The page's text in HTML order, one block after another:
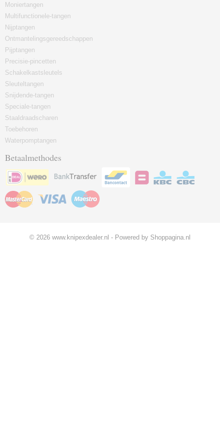
Moniertangen
Multifunctionele-tangen
Nijptangen
Ontmantelingsgereedschappen
Pijptangen
Precisie-pincetten
Schakelkastsleutels
Sleuteltangen
Snijdende-tangen
Speciale-tangen
Staaldraadscharen
Toebehoren
Waterpomptangen
Betaalmethodes
© 2026 www.knipexdealer.nl - Powered by Shoppagina.nl